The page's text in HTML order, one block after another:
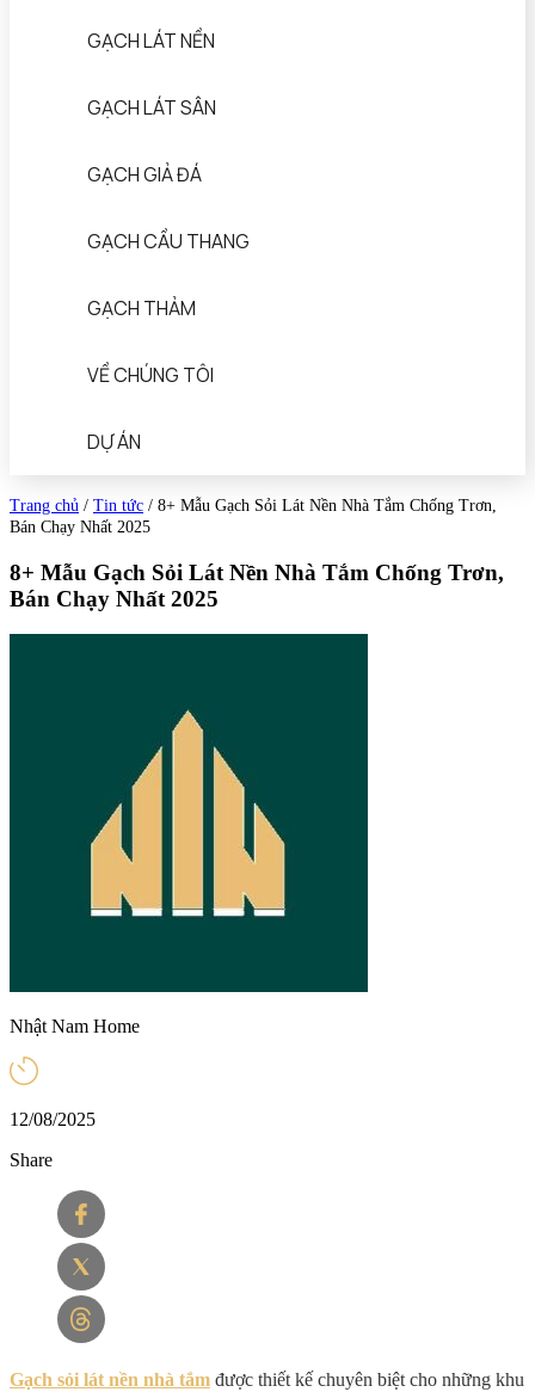
GẠCH LÁT NỀN
GẠCH LÁT SÂN
GẠCH GIẢ ĐÁ
GẠCH CẦU THANG
GẠCH THẢM
VỀ CHÚNG TÔI
DỰ ÁN
Trang chủ / Tin tức / 8+ Mẫu Gạch Sỏi Lát Nền Nhà Tắm Chống Trơn,
Bán Chạy Nhất 2025
8+ Mẫu Gạch Sỏi Lát Nền Nhà Tắm Chống Trơn,
Bán Chạy Nhất 2025
Nhật Nam Home
12/08/2025
Share
Gạch sỏi lát nền nhà tắm được thiết kế chuyên biệt cho những khu